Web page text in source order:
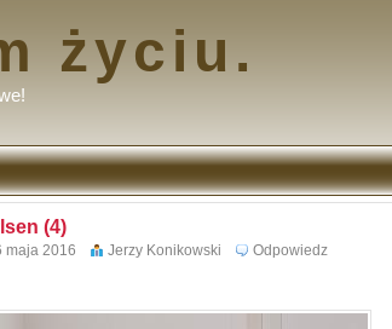
życiu.
(4)
maja 2016 Jerzy Konikowski Odpowiedz